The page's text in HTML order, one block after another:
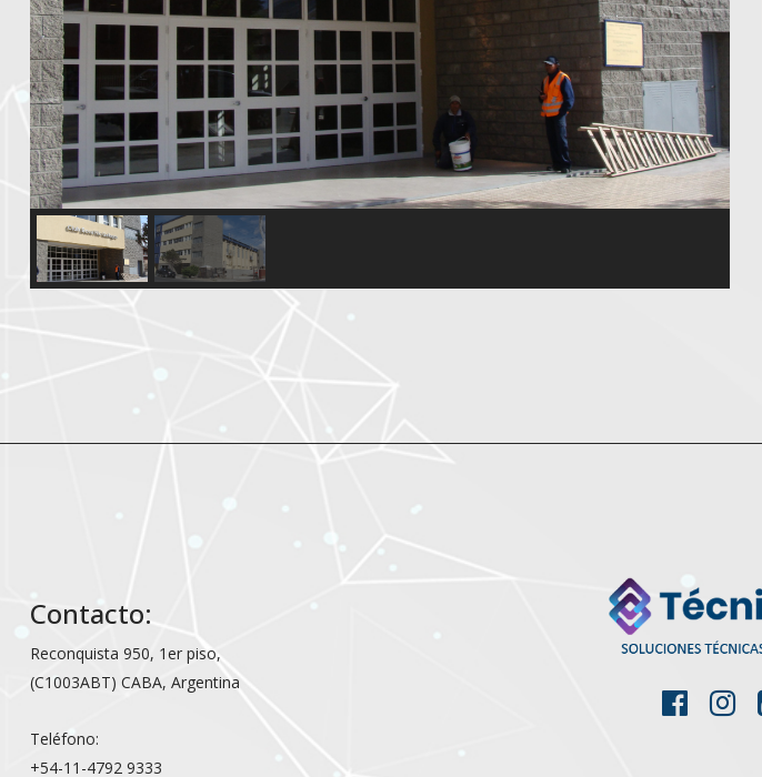
Contacto:
Reconquista 950, 1er piso,
(C1003ABT) CABA, Argentina
Teléfono:
+54-11-4792 9333